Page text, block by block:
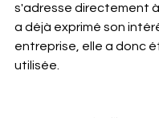
s'adresse directement
a déjà exprimé son
entreprise, elle a donc
utilisée.